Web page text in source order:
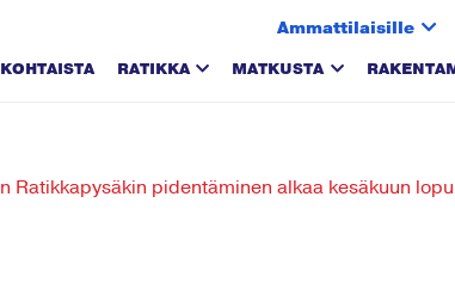
Ammattilaisille
RATIKKA MATKUSTA
Ratikkapysäkin pidentäminen alkaa kesäkuun